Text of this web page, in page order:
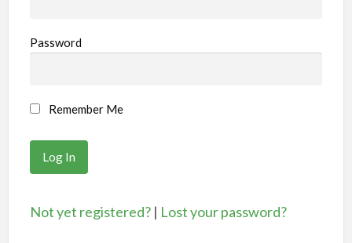
Password
Remember Me
Not yet registered?| Lost your password?